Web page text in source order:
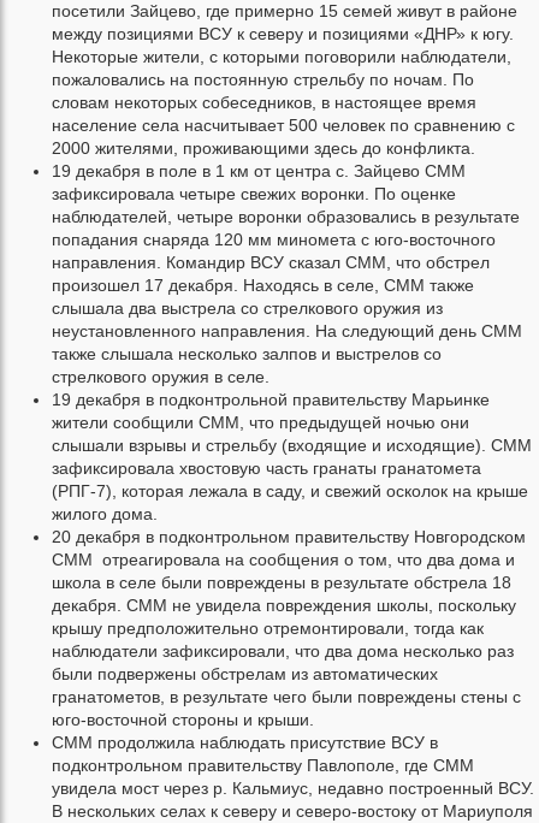
посетили Зайцево, где примерно 15 семей живут в районе
между позициями ВСУ к северу и позициями «ДНР» к югу.
Некоторые жители, с которыми поговорили наблюдатели,
пожаловались на постоянную стрельбу по ночам. По
словам некоторых собеседников, в настоящее время
население села насчитывает 500 человек по сравнению с
2000 жителями, проживающими здесь до конфликта.
19 декабря в поле в 1 км от центра с. Зайцево СММ
зафиксировала четыре свежих воронки. По оценке
наблюдателей, четыре воронки образовались в результате
попадания снаряда 120 мм миномета с юго-восточного
направления. Командир ВСУ сказал СММ, что обстрел
произошел 17 декабря. Находясь в селе, СММ также
слышала два выстрела со стрелкового оружия из
неустановленного направления. На следующий день СММ
также слышала несколько залпов и выстрелов со
стрелкового оружия в селе.
19 декабря в подконтрольной правительству Марьинке
жители сообщили СММ, что предыдущей ночью они
слышали взрывы и стрельбу (входящие и исходящие). СММ
зафиксировала хвостовую часть гранаты гранатомета
(РПГ-7), которая лежала в саду, и свежий осколок на крыше
жилого дома.
20 декабря в подконтрольном правительству Новгородском
СММ отреагировала на сообщения о том, что два дома и
школа в селе были повреждены в результате обстрела 18
декабря. СММ не увидела повреждения школы, поскольку
крышу предположительно отремонтировали, тогда как
наблюдатели зафиксировали, что два дома несколько раз
были подвержены обстрелам из автоматических
гранатометов, в результате чего были повреждены стены с
юго-восточной стороны и крыши.
СММ продолжила наблюдать присутствие ВСУ в
подконтрольном правительству Павлополе, где СММ
увидела мост через р. Кальмиус, недавно построенный ВСУ.
В нескольких селах к северу и северо-востоку от Мариуполя